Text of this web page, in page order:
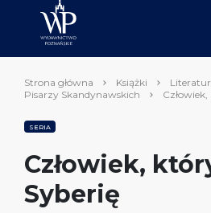
Strona główna Książki
Pisarzy Skandynawskich
SERIA
Człowiek,
Syberię